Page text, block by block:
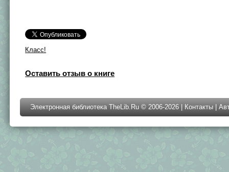
Класс!
Оставить отзыв о книге
Электронная библиотека TheLib.Ru © 2006-2026 | Контакты |